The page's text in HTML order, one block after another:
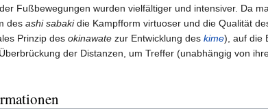
Fußbewegungen wurden vielfältiger und intensiver. Da
des ashi sabakidie Kampfform virtuoser und die Qualität
Prinzip des okinawate zur Entwicklung des kime), auf die
der Distanzen, um Treffer (unabhängig von